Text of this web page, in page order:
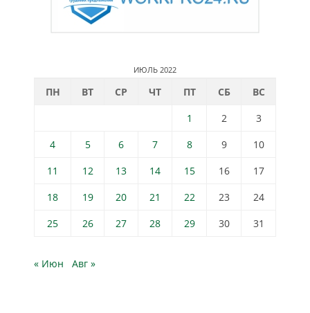
ИЮЛЬ 2022
ПН ВТ СР ЧТ ПТ СБ
ВС
1
2
3
4
5 6 7 8 9
10
11
12 13 14 15 16
17
18
19 20 21 22 23
24
25
26 27 28 29 30 31
« Июн Авг »